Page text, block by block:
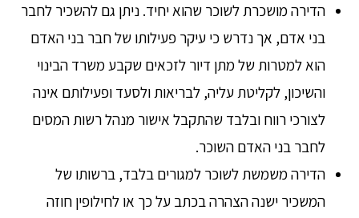
הדירה מושכרת לשוכר שהוא יחיד. ניתן גם להשכיר לחבר
בני אדם, אך נדרש כי עיקר פעילותו של חבר בני האדם
הוא למטרות של מתן דיור לזכאים שקבע משרד הבינוי
והשיכון, לקליטת עליה, לבריאות ולסעד ופעילותם אינה
לצורכי רווח ובלבד שהתקבל אישור מנהל רשות המסים
לחבר בני האדם השוכר.
הדירה משמשת לשוכר למגורים בלבד, ברשותו של
המשכיר ישנה הצהרה בכתב על כך או לחילופין חוזה